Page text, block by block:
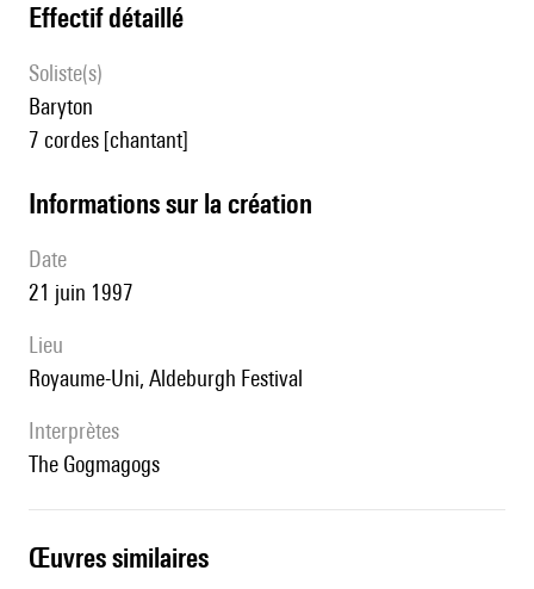
effectif détaillé
Soliste(s)
baryton
7 cordes [chantant]
informations sur la création
date
21 juin 1997
lieu
Royaume-Uni, Aldeburgh Festival
interprètes
The Gogmagogs
œuvres similaires